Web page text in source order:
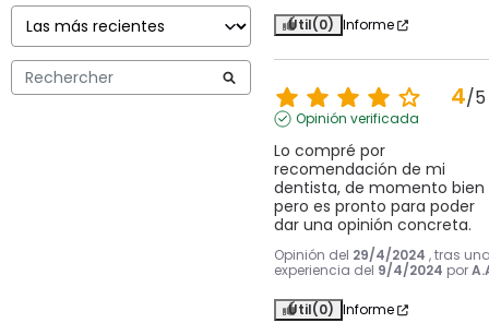
Útil(0) Informe
4/5
Opinión verificada
Lo compré por
recomendación de mi
dentista, de momento bien
pero es pronto para poder
dar una opinión concreta.
Opinión del 29/4/2024 , tras
experiencia del 9/4/2024 por
Útil(0) Informe